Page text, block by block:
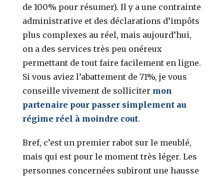
de 100% pour résumer). Il y a une contrainte
administrative et des déclarations d’impôts
plus complexes au réel, mais aujourd’hui,
on a des services très peu onéreux
permettant de tout faire facilement en ligne.
Si vous aviez l’abattement de 71%, je vous
conseille vivement de solliciter mon
partenaire pour passer simplement au
régime réel à moindre cout.
Bref, c’est un premier rabot sur le meublé,
mais qui est pour le moment très léger. Les
personnes concernées subiront une hausse